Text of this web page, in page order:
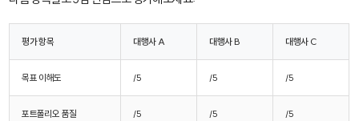
평가 항목 대행사 A 대행사 B 대행사 C
목표 이해도 /5 /5 /5
포트폴리오 품질 /5 /5 /5